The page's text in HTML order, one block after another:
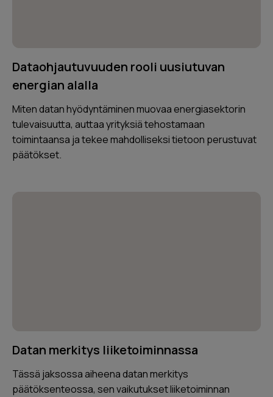
Dataohjautuvuuden rooli uusiutuvan
energian alalla
Miten datan hyödyntäminen muovaa energiasektorin
tulevaisuutta, auttaa yrityksiä tehostamaan
toimintaansa ja tekee mahdolliseksi tietoon perustuvat
päätökset.
Datan merkitys liiketoiminnassa
Tässä jaksossa aiheena datan merkitys
päätöksenteossa, sen vaikutukset liiketoiminnan